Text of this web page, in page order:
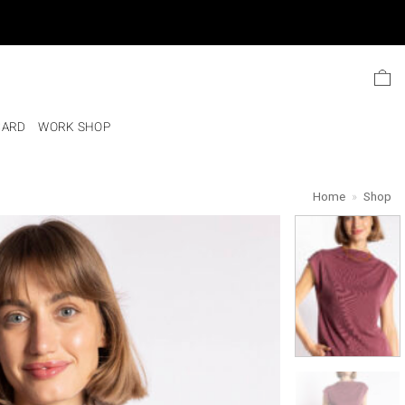
content
WORK SHOP
Home » Shop